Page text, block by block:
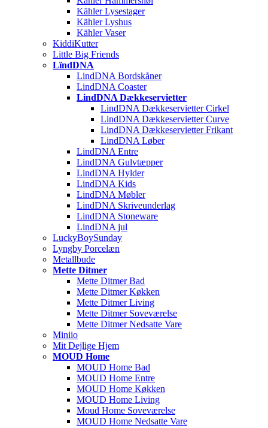
Kähler Lysestager
Kähler Lyshus
Kähler Vaser
KiddiKutter
Little Big Friends
LïndDNA
LindDNA Bordskåner
LindDNA Coaster
LindDNA Dækkeservietter
LindDNA Dækkeservietter Cirkel
LindDNA Dækkeservietter Curve
LindDNA Dækkeservietter Frikant
LindDNA Løber
LindDNA Entre
LindDNA Gulvtæpper
LindDNA Hylder
LindDNA Kids
LindDNA Møbler
LindDNA Skriveunderlag
LindDNA Stoneware
LindDNA jul
LuckyBoySunday
Lyngby Porcelæn
Metallbude
Mette Ditmer
Mette Ditmer Bad
Mette Ditmer Køkken
Mette Ditmer Living
Mette Ditmer Soveværelse
Mette Ditmer Nedsatte Vare
Miniio
Mit Dejlige Hjem
MOUD Home
MOUD Home Bad
MOUD Home Entre
MOUD Home Køkken
MOUD Home Living
Moud Home Soveværelse
MOUD Home Nedsatte Vare